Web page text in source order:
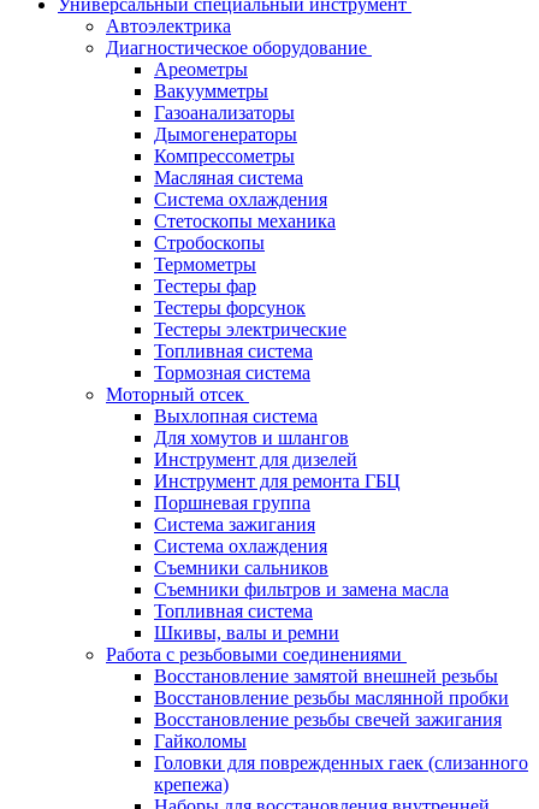
Универсальный специальный инструмент
Автоэлектрика
Диагностическое оборудование
Ареометры
Вакуумметры
Газоанализаторы
Дымогенераторы
Компрессометры
Масляная система
Система охлаждения
Стетоскопы механика
Стробоскопы
Термометры
Тестеры фар
Тестеры форсунок
Тестеры электрические
Топливная система
Тормозная система
Моторный отсек
Выхлопная система
Для хомутов и шлангов
Инструмент для дизелей
Инструмент для ремонта ГБЦ
Поршневая группа
Система зажигания
Система охлаждения
Съемники сальников
Съемники фильтров и замена масла
Топливная система
Шкивы, валы и ремни
Работа с резьбовыми соединениями
Восстановление замятой внешней резьбы
Восстановление резьбы маслянной пробки
Восстановление резьбы свечей зажигания
Гайколомы
Головки для поврежденных гаек (слизанного
крепежа)